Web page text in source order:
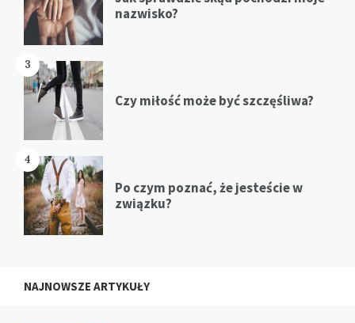
nazwisko?
3
Czy miłość może być szczęśliwa?
4
Po czym poznać, że jesteście w
związku?
NAJNOWSZE ARTYKUŁY